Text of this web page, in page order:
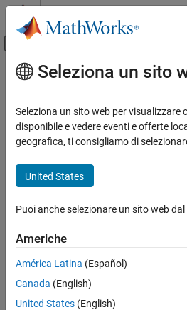
Vai al contenuto
Attiva/disattiva menu
Pagina iniziale della documentazione
Simscape
Physical Modeling Techniques
Physical Units
ON THIS PAGE
Description
Examples
Input Arguments
Version History
Contenuto principale
pm_adddimension
Adds new dimension to unit registry
Syntax
Description
pm_adddimension(
example
Seleziona un sito
Seleziona un sito web per
disponibile e vedere eventi e offerte
geografica, ti consigliamo di
United States
Puoi anche selezionare un sito web
Americhe
América Latina (Español)
Canada (English)
United States (English)